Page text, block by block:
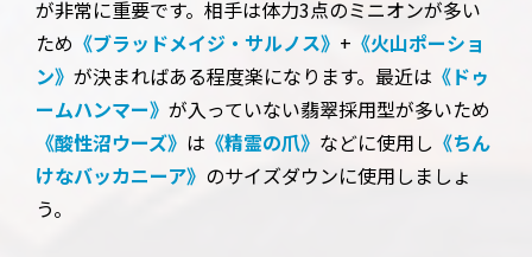
が非常に重要です。相手は体力3点のミニオンが多い
ため 《ブラッドメイジ・サルノス》 + 《火山ポーショ
ン》 が決まればある程度楽になります。最近は 《ドゥ
ームハンマー》 が入っていない翡翠採用型が多いため
《酸性沼ウーズ》 は 《精霊の爪》 などに使用し 《ちん
けなバッカニーア》 のサイズダウンに使用しましょ
う。